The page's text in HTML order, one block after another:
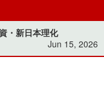
・新日本理化
Jun 15, 2026